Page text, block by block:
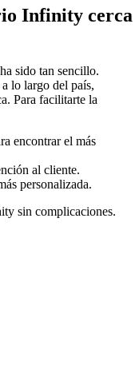
Infinity cerca
sido tan sencillo.
lo largo del país,
Para facilitarte la
encontrar el más
al cliente.
personalizada.
sin complicaciones.